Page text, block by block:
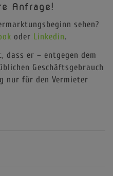
Anfrage!
sehen?
oder Linkedin.
dass er – entgegen dem
Geschäftsgebrauch
nur für den Vermieter